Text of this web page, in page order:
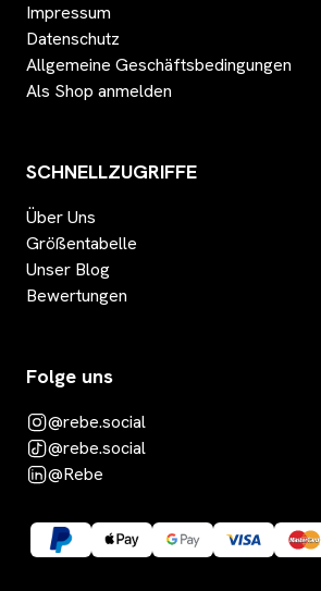
Impressum
Datenschutz
Allgemeine Geschäftsbedingungen
Als Shop anmelden
SCHNELLZUGRIFFE
Über Uns
Größentabelle
Unser Blog
Bewertungen
Folge uns
@rebe.social
@rebe.social
@Rebe